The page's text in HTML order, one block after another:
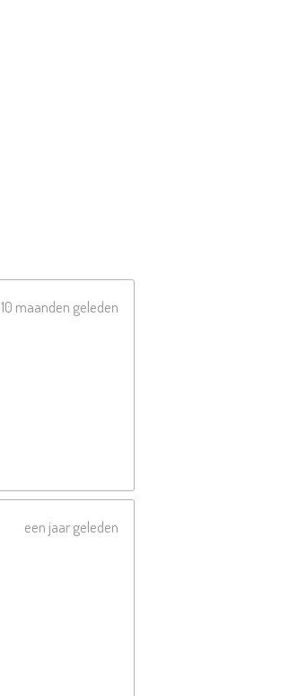
10 maanden geleden
een jaar geleden